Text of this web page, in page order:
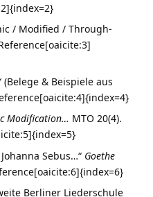
/ Modified / Through-
& Beispiele aus
Modification… MTO 20(4).
Johanna Sebus…“ Goethe
Berliner Liederschule